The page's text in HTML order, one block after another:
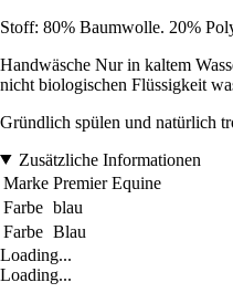
Stoff: 80% Baumwolle. 20%
Handwäsche Nur in kaltem
nicht biologischen Flüssigkeit
Gründlich spülen und natürlich
Zusätzliche Informationen
Marke Premier Equine
Farbe blau
Farbe Blau
Loading...
Loading...